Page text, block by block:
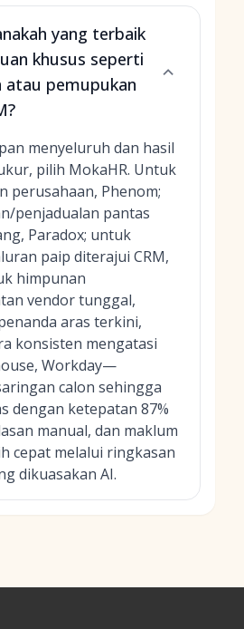
yang terbaik
khusus seperti
atau pemupukan
menyeluruh dan hasil
pilih MokaHR. Untuk
perusahaan, Phenom;
penjadualan pantas
Paradox; untuk
paip diterajui CRM,
himpunan
vendor tunggal,
aras terkini,
konsisten mengatasi
Workday—
calon sehingga
dengan ketepatan 87%
manual, dan maklum
cepat melalui ringkasan
dikuasakan AI.